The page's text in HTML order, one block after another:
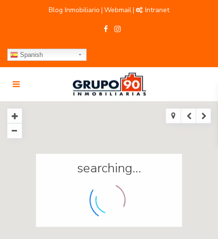
Blog Inmobiliario | Webmail| Intranet
Spanish
searching...